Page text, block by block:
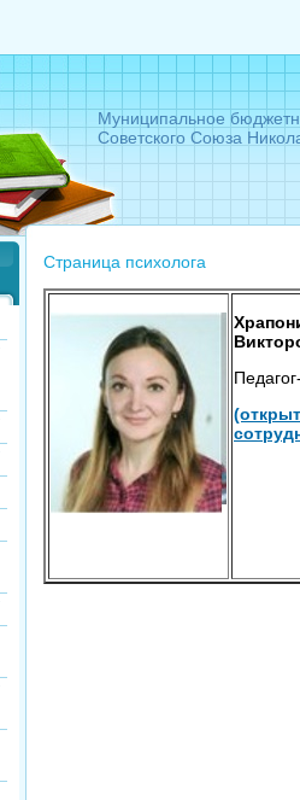
Муниципальное
Советского Союза
Страница психолога